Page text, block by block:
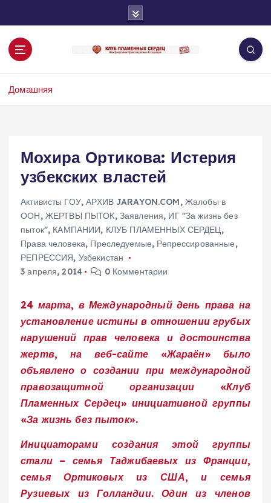
к
Домашняя
Мохира Ортикова: Истерия
узбекских властей
Активисты ГОУ,АРХИВ JARAYON.COM, Жалобы в
ООН, ЖЕРТВЫ ПЫТОК, Заявления, ИГ "За жизнь без
пыток", КАМПАНИИ, КЛУБ ПЛАМЕННЫХ СЕРДЕЦ,
Права человека, Преследуемые, Репрессированные,
РЕПРЕССИЯ, Узбекистан
3 апреля, 2014
0 Комментарии
24 марта, в Международный день права на
установление истины в отношении грубых
нарушений прав человека и достоинства
жертв, на веб-сайте «Жараён» было
объявлено о создании при международной
правозащитной организации «Клуб
Пламенных Сердец» инициативной группы
«За жизнь без пыток».
Инициаторами создания этой группы
стали – семья Таджибаевых из Франции,
семья Ортиковых из США, и семья
Рузиевых из Голландии. Один из членов